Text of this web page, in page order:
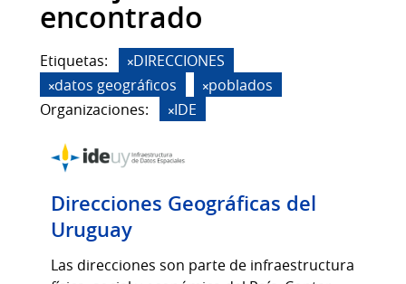
encontrado
Etiquetas:
DIRECCIONES
datos geográficos
poblados
Organizaciones:
IDE
Direcciones Geográficas del
Uruguay
Las direcciones son parte de infraestructura